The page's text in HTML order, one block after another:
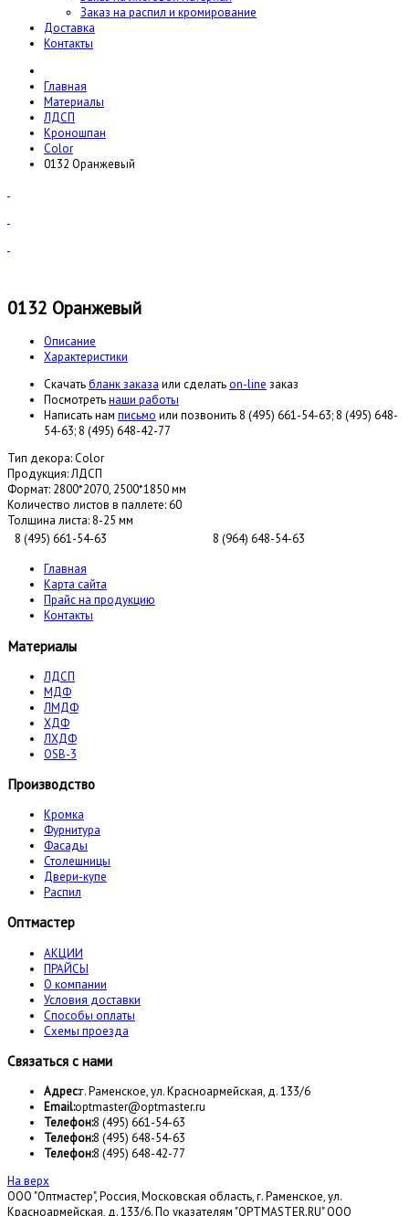
Заказ на распил и кромирование
Доставка
Контакты
Главная
Материалы
ЛДСП
Кроношпан
Color
0132 Оранжевый
0132 Оранжевый
Описание
Характеристики
Cкачатьбланк заказа или сделатьon-line заказ
Посмотретьнаши работы
Написать нам письмо или позвонить 8 (495) 661-54-63; 8 (495) 648-
54-63; 8 (495) 648-42-77
Тип декора:Color
Продукция:ЛДСП
Формат: 2800*2070, 2500*1850 мм
Количество листов в паллете:60
Толщина листа: 8-25 мм
8 (495) 661-54-63
8 (964) 648-54-63
Главная
Карта сайта
Прайс на продукцию
Контакты
Материалы
ЛДСП
МДФ
ЛМДФ
ХДФ
ЛХДФ
OSB-3
Производство
Кромка
Фурнитура
Фасады
Столешницы
Двери-купе
Распил
Оптмастер
АКЦИИ
ПРАЙСЫ
О компании
Условия доставки
Способы оплаты
Схемы проезда
Связаться с нами
Адрес:г. Раменское, ул. Красноармейская, д. 133/6
Email:optmaster@optmaster.ru
Телефон:8 (495) 661-54-63
Телефон:8 (495) 648-54-63
Телефон:8 (495) 648-42-77
На верх
ООО "Оптмастер", Россия, Московская область, г. Раменское, ул.
Красноармейская, д. 133/6. По указателям "OPTMASTER.RU" ООО